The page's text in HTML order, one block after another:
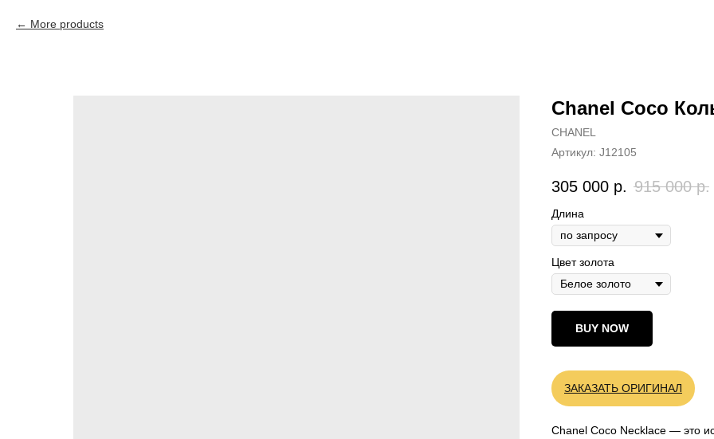
More products
Chanel Coco
CHANEL
Артикул: J12105
305 000 р. 915 000 р.
Длина
Цвет золота
BUY NOW
ЗАКАЗАТЬ ОРИГИНАЛ
Chanel Coco Necklace — это